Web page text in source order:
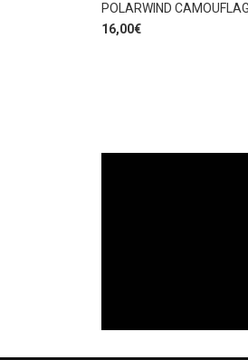
POLARWIND
16,00€